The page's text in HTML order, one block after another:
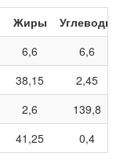
Жиры
Углеводы
6,6
6,6
38,15
2,45
2,6
139,8
41,25
0,4